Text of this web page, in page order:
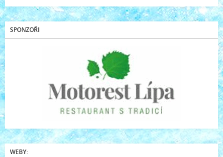
SPONZOŘI
WEBY: